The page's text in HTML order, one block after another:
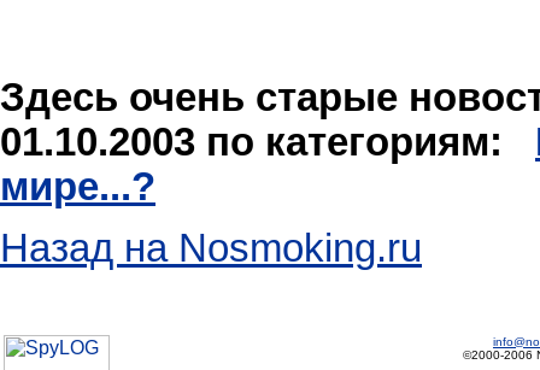
Здесь очень старые
01.10.2003 по категориям:
мире...?
Назад на Nosmoking.ru
©2000-2006